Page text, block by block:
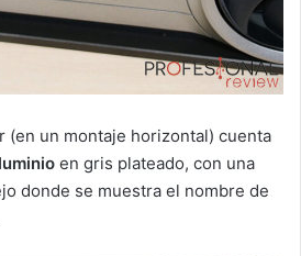
(en un montaje horizontal) cuenta
en gris plateado, con una
donde se muestra el nombre de